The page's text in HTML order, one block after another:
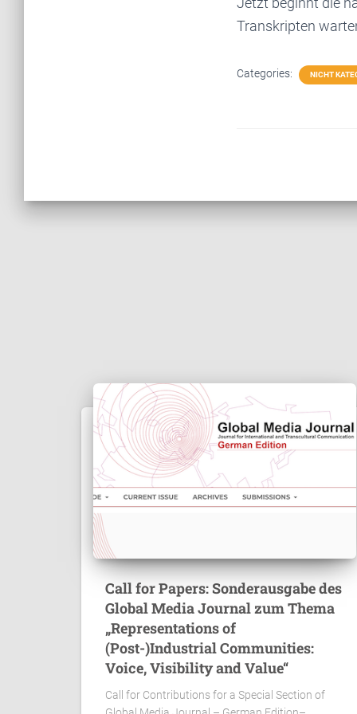
Transkripten
Categories: NICHT
Call for Papers: Sonderausgabe des
Global Media Journal zum Thema
„Representations of
(Post-)Industrial Communities:
Voice, Visibility and Value“
Call for Contributions for a Special Section of